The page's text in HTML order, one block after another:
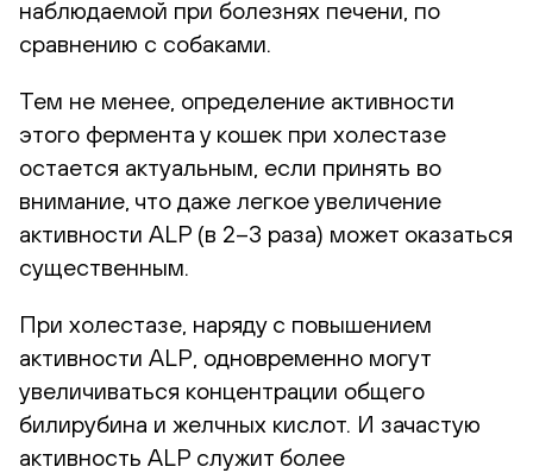
наблюдаемой при болезнях печени, по
сравнению с собаками.
Тем не менее, определение активности
этого фермента у кошек при холестазе
остается актуальным, если принять во
внимание, что даже легкое увеличение
активности ALP (в 2–3 раза) может оказаться
существенным.
При холестазе, наряду с повышением
активности ALP, одновременно могут
увеличиваться концентрации общего
билирубина и желчных кислот. И зачастую
активность ALP служит более